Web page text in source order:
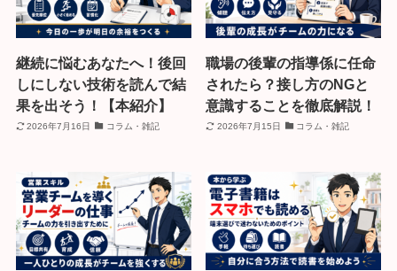
継続に悩むあなたへ！後回
しにしない技術を読んで結
果を出そう！【本紹介】
2026年7月16日 コラム・雑記
職場の後輩の指導係に任命
されたら？接し方のNGと
意識することを徹底解説！
2026年7月15日 コラム・雑記